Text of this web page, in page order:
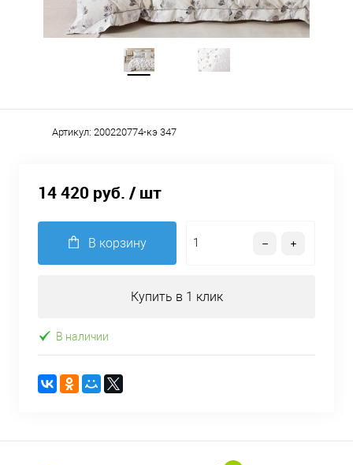
Артикул: 200220774-кэ 347
14 420 руб. / шт
В корзину
Купить в 1 клик
В наличии